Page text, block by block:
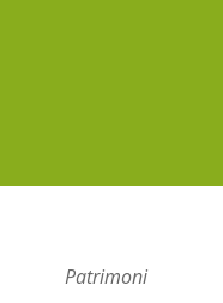
Patrimoni